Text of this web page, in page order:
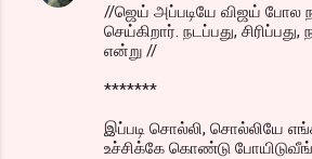
//ஜெய் அப்படியே விஜய் போல
செய்கிறார். நடப்பது, சிரிப்பது,
என்று //
*******
இப்படி சொல்லி, சொல்லியே
உச்சிக்கே கொண்டு